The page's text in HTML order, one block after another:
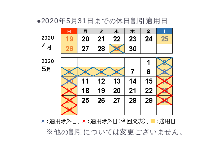
●2020年5月31日までの休日割引適用日
※他の割引については変更ございません。